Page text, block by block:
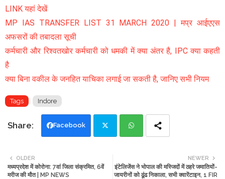
LINK यहां देखें
MP IAS TRANSFER LIST 31 MARCH 2020 | मप्र आईएएस
अफसरों की तबादला सूची
कर्मचारी और रिश्वतखोर कर्मचारी को धमकी में क्या अंतर है, IPC क्या कहती
है
क्या बिना वकील के जनहित याचिका लगाई जा सकती है, जानिए सभी नियम
Tags Indore
Facebook
tte ats
NEWER
इंटेलिजेंस ने भोपाल की मस्जिदों में ठहरे जमातियों-
जायरीनों को ढूंढ निकाला, सभी क्वारेंटाइन, 1 FIR
OLDER
मध्यप्रदेश में कोरोना: 7वां जिला संक्रमित, 6वें
मरीज की मौत | MP NEWS